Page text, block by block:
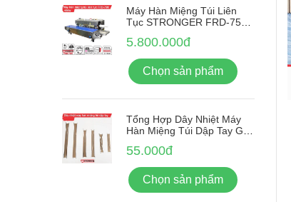
Máy Hàn Miệng Túi Liên
Tục STRONGER FRD-750-
5.800.000đ
Chọn sản phẩm
Tổng Hợp Dây Nhiệt Máy
Hàn Miệng Túi Dập Tay Giá
55.000đ
Chọn sản phẩm